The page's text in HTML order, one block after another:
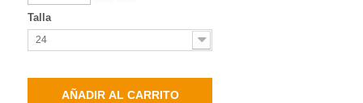
Talla
24
AÑADIR AL CARRITO